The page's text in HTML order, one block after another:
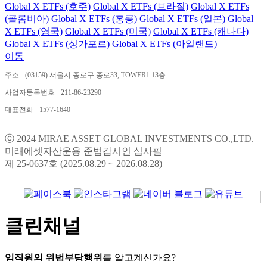
Global X ETFs (호주) Global X ETFs (브라질) Global X ETFs
(콜롬비아) Global X ETFs (홍콩) Global X ETFs (일본) Global
X ETFs (영국) Global X ETFs (미국) Global X ETFs (캐나다)
Global X ETFs (싱가포르) Global X ETFs (아일랜드)
이동
주소 (03159) 서울시 종로구 종로33, TOWER1 13층
사업자등록번호 211-86-23290
대표전화 1577-1640
ⓒ 2024 MIRAE ASSET GLOBAL INVESTMENTS CO.,LTD.
미래에셋자산운용 준법감시인 심사필
제 25-0637호 (2025.08.29 ~ 2026.08.28)
클린채널
임직원의 위법부당행위 를 알고계신가요?